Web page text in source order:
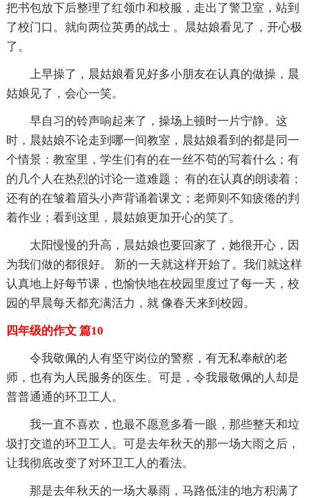
把书包放下后整理了红领巾和校服，走出了警卫室，站到
了校门口。就向两位英勇的战士 。晨姑娘看见了，开心极
了。
上早操了，晨姑娘看见好多小朋友在认真的做操，晨
姑娘见了，会心一笑。
早自习的铃声响起来了，操场上顿时一片宁静。这
时，晨姑娘不论走到哪一间教室，晨姑娘看到的都是同一
个情景：教室里，学生们有的在一丝不苟的写着什么；有
的几个人在热烈的讨论一道难题； 有的在认真的朗读着；
还有的在皱着眉头小声背诵着课文；老师则不知疲倦的判
着作业；看到这里，晨姑娘更加开心的笑了。
太阳慢慢的升高，晨姑娘也要回家了，她很开心，因
为我们做的都很好。 新的一天就这样开始了。我们就这样
认真地上好每节课，也愉快地在校园里度过了每一天，校
园的早晨每天都充满活力，就 像春天来到校园。
四年级的作文 篇10
令我敬佩的人有坚守岗位的警察，有无私奉献的老
师，也有为人民服务的医生。可是，令我最敬佩的人却是
普普通通的环卫工人。
我一直不喜欢，也最不愿意多看一眼，那些整天和垃
圾打交道的环卫工人。可是去年秋天的那一场大雨之后，
让我彻底改变了对环卫工人的看法。
那是去年秋天的一场大暴雨，马路低洼的地方积满了